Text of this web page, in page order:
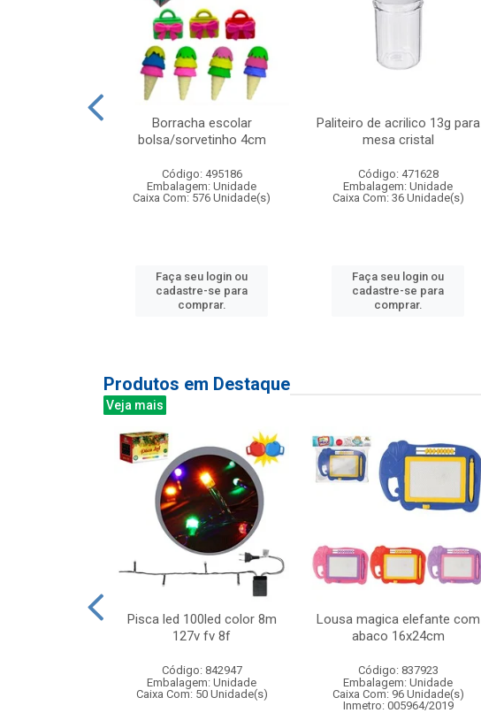
Borracha escolar
bolsa/sorvetinho 4cm
Código: 495186
Embalagem: Unidade
Caixa Com: 576 Unidade(s)
Faça seu login ou
cadastre-se para
comprar.
Paliteiro de acrilico 13g para
mesa cristal
Código: 471628
Embalagem: Unidade
Caixa Com: 36 Unidade(s)
Faça seu login ou
cadastre-se para
comprar.
Produtos em Destaque
Veja mais
Pisca led 100led color 8m
127v fv 8f
Código: 842947
Embalagem: Unidade
Caixa Com: 50 Unidade(s)
Lousa magica elefante com
abaco 16x24cm
Código: 837923
Embalagem: Unidade
Caixa Com: 96 Unidade(s)
Inmetro: 005964/2019